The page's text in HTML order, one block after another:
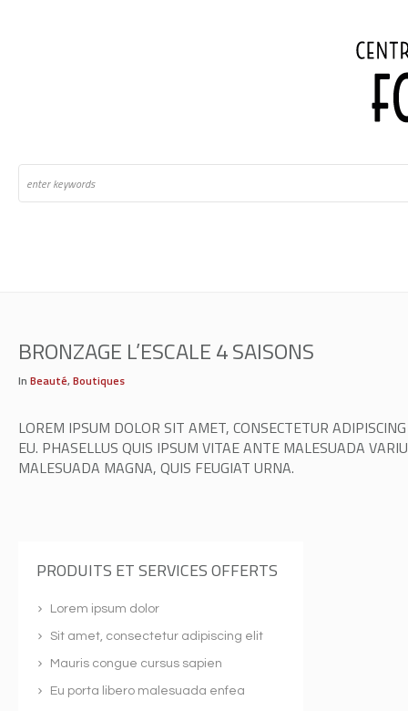
BRONZAGE L’ESCALE 4 SAISONS
In Beauté,Boutiques
LOREM IPSUM DOLOR SIT AMET, CONSECTETUR
EU. PHASELLUS QUIS IPSUM VITAE ANTE MALESUADA
MALESUADA MAGNA, QUIS FEUGIAT URNA.
PRODUITS ET SERVICES OFFERTS
Lorem ipsum dolor
Sit amet, consectetur adipiscing elit
Mauris congue cursus sapien
Eu porta libero malesuada enfea